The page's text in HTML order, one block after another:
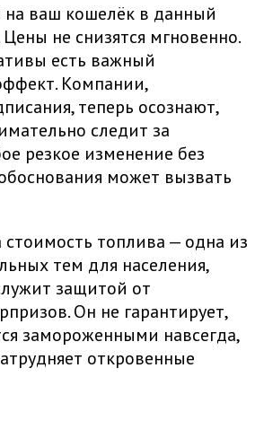
на ваш кошелёк в данный
не снизятся мгновенно.
есть важный
Компании,
теперь осознают,
следит за
резкое изменение без
может вызвать
стоимость топлива — одна из
тем для населения,
защитой от
Он не гарантирует,
замороженными навсегда,
откровенные